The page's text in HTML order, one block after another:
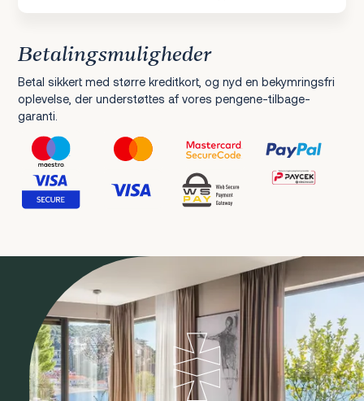
Betalingsmuligheder
Betal sikkert med større kreditkort, og nyd en bekymringsfri
oplevelse, der understøttes af vores pengene-tilbage-
garanti.